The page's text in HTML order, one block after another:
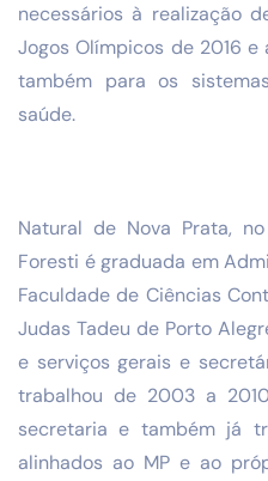
necessários à realização
Jogos Olímpicos de 2016
também para os
saúde.
Natural de Nova Prata,
Foresti é graduada em
Faculdade de Ciências
Judas Tadeu de Porto
e serviços gerais e
trabalhou de 2003 a
secretaria e também já
alinhados ao MP e ao